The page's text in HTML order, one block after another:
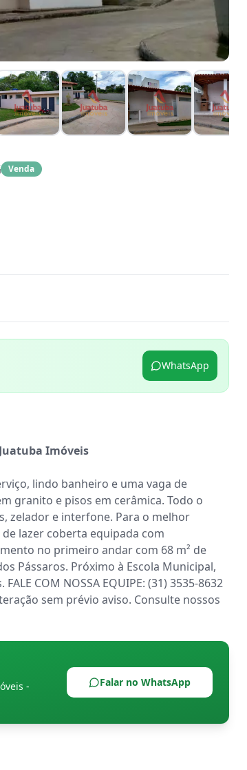
Venda
WhatsApp
Imóveis
lindo banheiro e uma vaga de
granito e pisos em cerâmica. Todo o
zelador e interfone. Para o melhor
lazer coberta equipada com
no primeiro andar com 68 m² de
Pássaros. Próximo à Escola Municipal,
COM NOSSA EQUIPE: (31) 3535-8632
sem prévio aviso. Consulte nossos
-
Falar no WhatsApp